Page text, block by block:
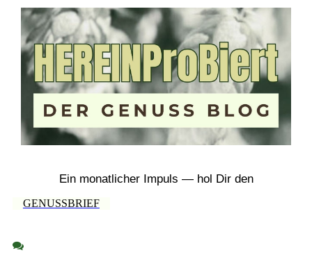
Ein monatlicher Impuls — hol Dir den
GENUSSBRIEF